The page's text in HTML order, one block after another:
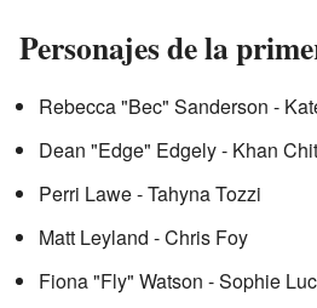
Personajes de la
Rebecca "Bec" Sanderson -
Dean "Edge" Edgely - Khan
Perri Lawe - Tahyna Tozzi
Matt Leyland - Chris Foy
Fiona "Fly" Watson - Sophie